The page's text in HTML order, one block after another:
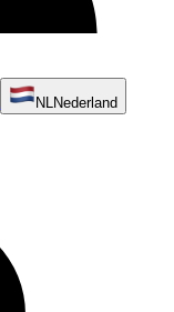
NL
Nederland